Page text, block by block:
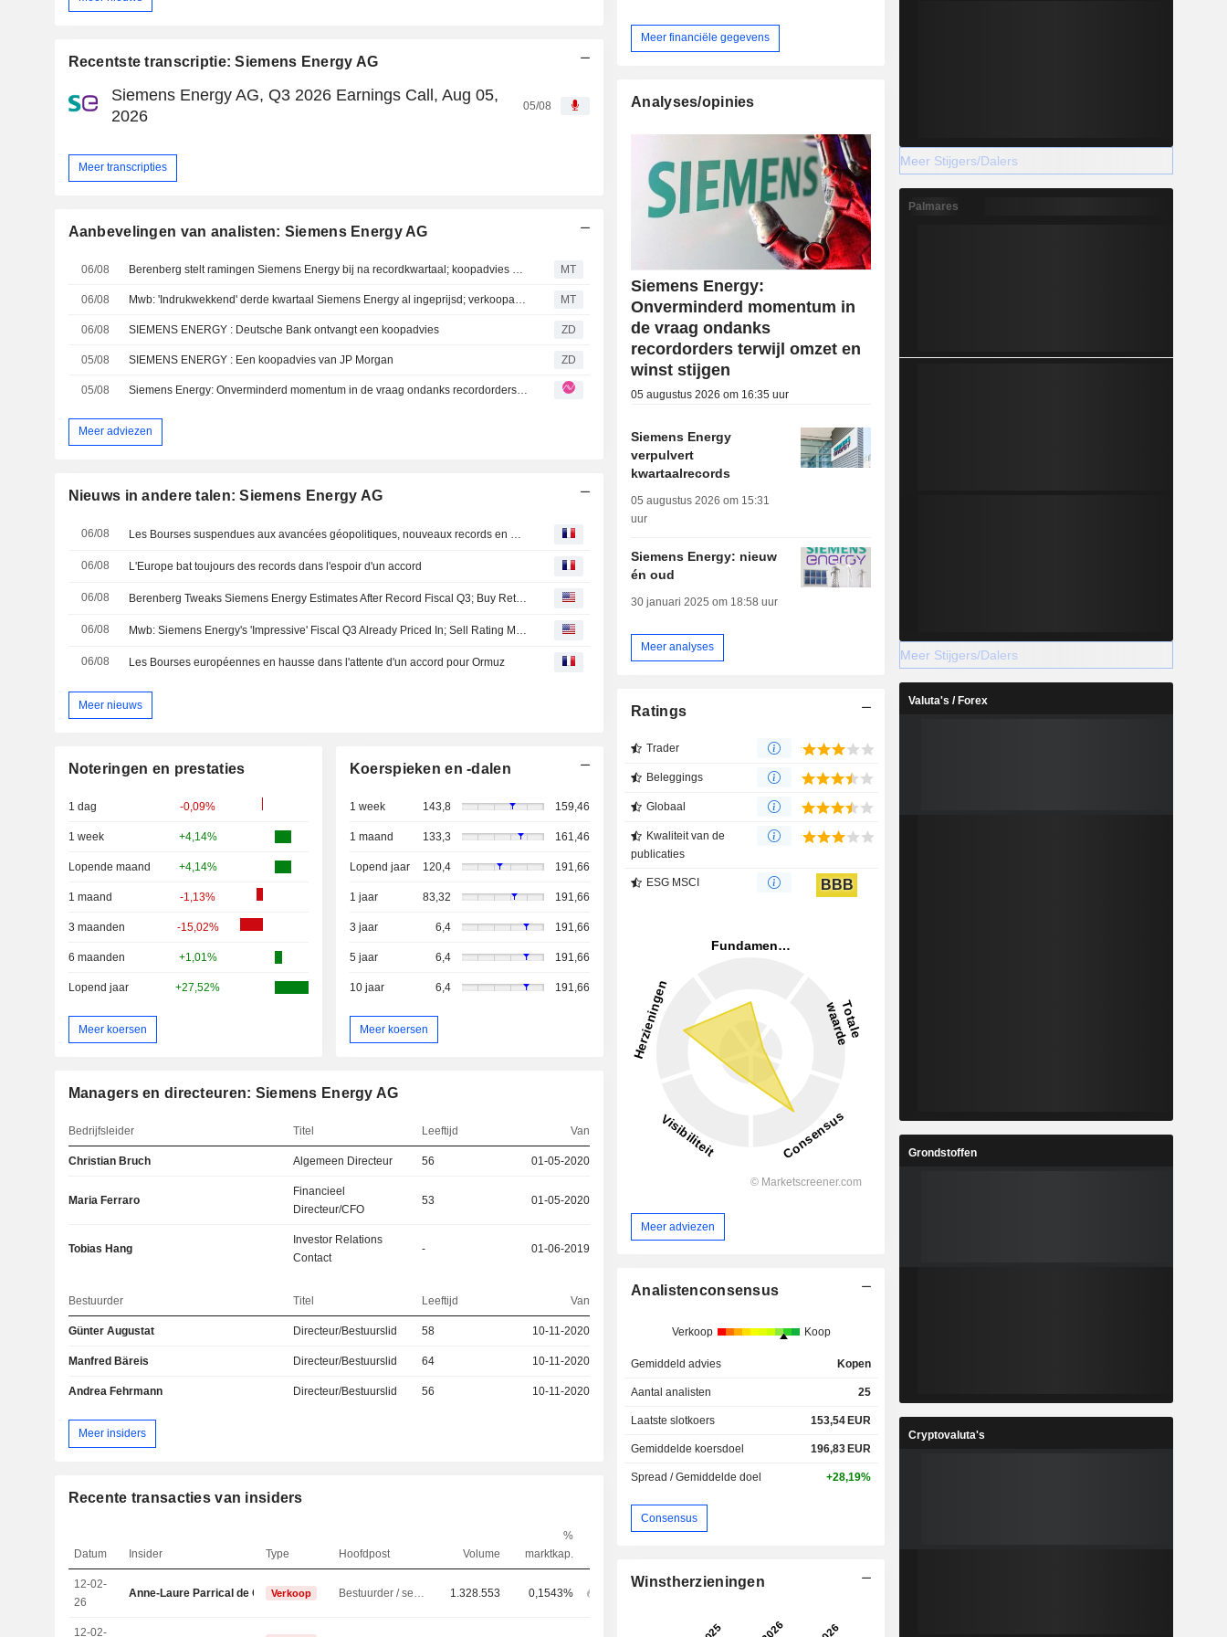
Recentste transcriptie: Siemens Energy AG
Siemens Energy AG, Q3 2026 Earnings Call, Aug 05,
2026
05/08
Meer transcripties
Aanbevelingen van analisten: Siemens Energy AG
06/08 MT
06/08 MT
06/08 SIEMENS ENERGY : Deutsche Bank ontvangt een koopadvies ZD
05/08 SIEMENS ENERGY : Een koopadvies van JP Morgan ZD
05/08
Meer adviezen
Nieuws in andere talen: Siemens Energy AG
06/08 Les Bourses suspendues aux avancées géopolitiques, nouveaux records en Europe
06/08 L'Europe bat toujours des records dans l'espoir d'un accord
06/08 Berenberg Tweaks Siemens Energy Estimates After Record Fiscal Q3; Buy Retained
06/08 Mwb: Siemens Energy's 'Impressive' Fiscal Q3 Already Priced In; Sell Rating Maintained
06/08 Les Bourses européennes en hausse dans l'attente d'un accord pour Ormuz
Meer nieuws
Noteringen en prestaties
1 dag -0,09%
1 week +4,14%
Lopende maand +4,14%
1 maand -1,13%
3 maanden -15,02%
6 maanden +1,01%
Lopend jaar +27,52%
Meer koersen
Koerspieken en -dalen
1 week 143,8 159,46
1 maand 133,3 161,46
Lopend jaar 120,4 191,66
1 jaar 83,32 191,66
3 jaar 6,4 191,66
5 jaar 6,4 191,66
10 jaar 6,4 191,66
Meer koersen
Managers en directeuren: Siemens Energy AG
Bedrijfsleider Titel Leeftijd Van
Christian Bruch Algemeen Directeur 56 01-05-2020
Maria Ferraro
Financieel
Directeur/CFO
53 01-05-2020
Tobias Hang
Investor Relations
Contact
- 01-06-2019
Bestuurder Titel Leeftijd Van
Günter Augustat Directeur/Bestuurslid 58 10-11-2020
Manfred Bäreis Directeur/Bestuurslid 64 10-11-2020
Andrea Fehrmann Directeur/Bestuurslid 56 10-11-2020
Meer insiders
Recente transacties van insiders
Datum Insider Type Hoofdpost Volume
%
marktkap.
12-02-
26
Anne-Laure Parrical de Chammard
Verkoop 1.328.553 0,1543%
12-02-
Meer financiële gegevens
Analyses/opinies
Siemens Energy:
Onverminderd momentum in
de vraag ondanks
recordorders terwijl omzet en
winst stijgen
05 augustus 2026 om 16:35 uur
Siemens Energy
verpulvert
kwartaalrecords
05 augustus 2026 om 15:31
uur
Siemens Energy: nieuw
én oud
30 januari 2025 om 18:58 uur
Meer analyses
Ratings
Trader
Beleggings
Globaal
Kwaliteit van de
publicaties
ESG MSCI BBB
Meer adviezen
Analistenconsensus
Verkoop Koop
Gemiddeld advies Kopen
Aantal analisten 25
Laatste slotkoers 153,54 EUR
Gemiddelde koersdoel 196,83 EUR
Spread / Gemiddelde doel +28,19%
Consensus
Winstherzieningen
Meer Stijgers/Dalers
Palmares
Meer Stijgers/Dalers
Valuta's / Forex
Grondstoffen
Cryptovaluta's